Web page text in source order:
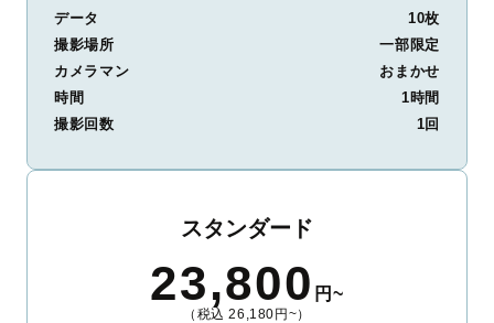
データ
10枚
撮影場所
一部限定
カメラマン
おまかせ
時間
1時間
撮影回数
1回
スタンダード
23,800 円~
（税込 26,180円~）